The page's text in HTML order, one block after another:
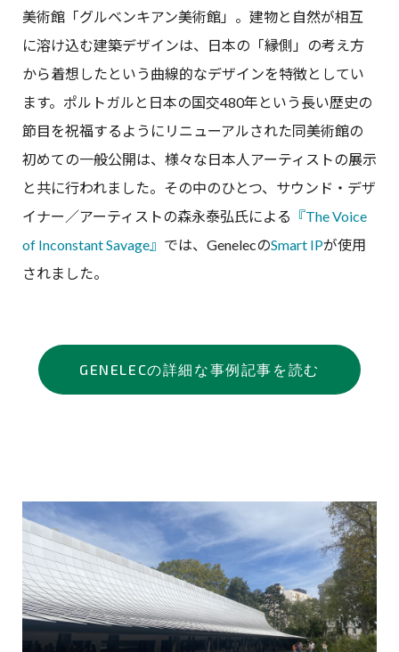
美術館「グルベンキアン美術館」。建物と自然が相互
に溶け込む建築デザインは、日本の「縁側」の考え方
から着想したという曲線的なデザインを特徴としてい
ます。ポルトガルと日本の国交480年という長い歴史の
節目を祝福するようにリニューアルされた同美術館の
初めての一般公開は、様々な日本人アーティストの展示
と共に行われました。その中のひとつ、サウンド・デザ
イナー／アーティストの森永泰弘氏による 『The Voice
of Inconstant Savage』 では、GenelecのSmart IPが使用
されました。
GENELECの詳細な事例記事を読む